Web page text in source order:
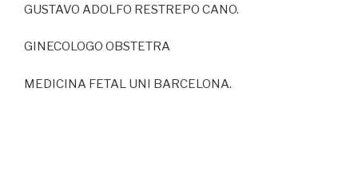
GUSTAVO ADOLFO RESTREPO CANO.
GINECOLOGO OBSTETRA
MEDICINA FETAL UNI BARCELONA.